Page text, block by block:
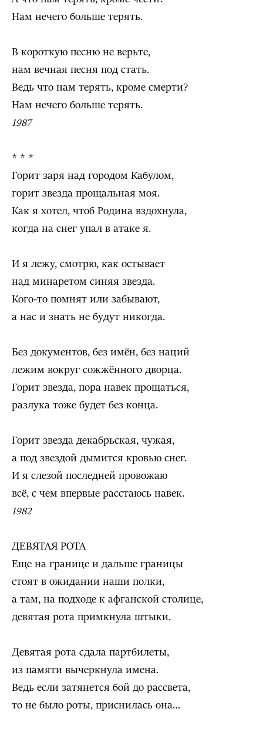
Нам нечего больше терять.
В короткую песню не верьте,
нам вечная песня под стать.
Ведь что нам терять, кроме смерти?
Нам нечего больше терять.
1987
* * *
Горит заря над городом Кабулом,
горит звезда прощальная моя.
Как я хотел, чтоб Родина вздохнула,
когда на снег упал в атаке я.
И я лежу, смотрю, как остывает
над минаретом синяя звезда.
Кого-то помнят или забывают,
а нас и знать не будут никогда.
Без документов, без имён, без наций
лежим вокруг сожжённого дворца.
Горит звезда, пора навек прощаться,
разлука тоже будет без конца.
Горит звезда декабрьская, чужая,
а под звездой дымится кровью снег.
И я слезой последней провожаю
всё, с чем впервые расстаюсь навек.
1982
ДЕВЯТАЯ РОТА
Еще на границе и дальше границы
стоят в ожидании наши полки,
а там, на подходе к афганской столице,
девятая рота примкнула штыки.
Девятая рота сдала партбилеты,
из памяти вычеркнула имена.
Ведь если затянется бой до рассвета,
то не было роты, приснилась она…